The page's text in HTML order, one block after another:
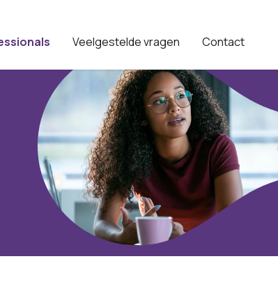
Veelgestelde vragen Contact